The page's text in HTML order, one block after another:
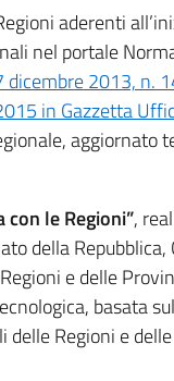
aderenti
nel portale
dicembre 2013, n.
in Gazzetta
aggiornato
le Regioni”,
della
e delle
basata
Regioni e